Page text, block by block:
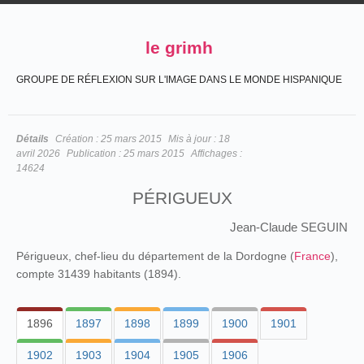
le grimh
GROUPE DE RÉFLEXION SUR L'IMAGE DANS LE MONDE HISPANIQUE
Détails Création : 25 mars 2015 Mis à jour : 18
avril 2026 Publication : 25 mars 2015 Affichages :
14624
PÉRIGUEUX
Jean-Claude SEGUIN
Périgueux, chef-lieu du département de la Dordogne (France),
compte 31439 habitants (1894).
1896 1897 1898 1899 1900 1901
1902 1903 1904 1905 1906